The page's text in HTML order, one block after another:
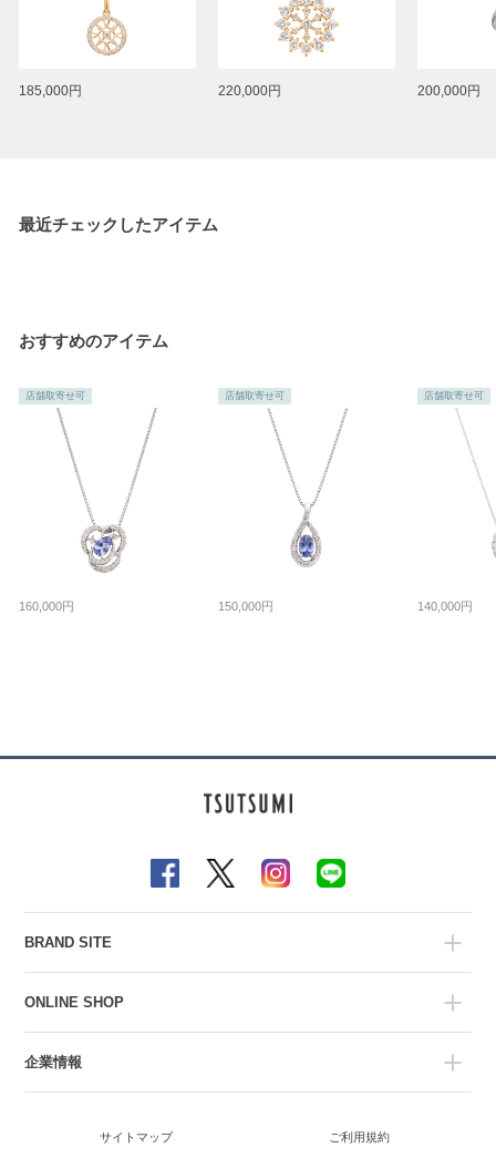
185,000円 220,000円 200,000円
最近チェックしたアイテム
おすすめのアイテム
店舗取寄せ可
160,000円
店舗取寄せ可
150,000円
店舗取寄せ可
140,000円
BRAND SITE
ONLINE SHOP
企業情報
サイトマップ ご利用規約